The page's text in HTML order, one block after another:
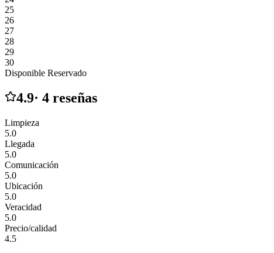
25
26
27
28
29
30
Disponible Reservado
4.9· 4 reseñas
Limpieza
5.0
Llegada
5.0
Comunicación
5.0
Ubicación
5.0
Veracidad
5.0
Precio/calidad
4.5